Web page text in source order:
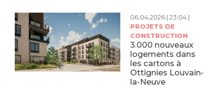
06.04.2026 | 23:04 |
PROJETS DE
CONSTRUCTION
3.000 nouveaux
logements dans
les cartons à
Ottignies Louvain-
la-Neuve